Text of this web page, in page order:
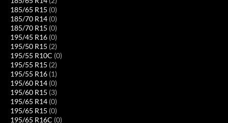
185/65 R15 (0)
185/70 R14 (0)
185/70 R15 (0)
195/45 R16 (0)
195/50 R15 (2)
195/55 R10C (0)
195/55 R15 (2)
195/55 R16 (1)
195/60 R14 (0)
195/60 R15 (3)
195/65 R14 (0)
195/65 R15 (0)
195/65 R16C (0)